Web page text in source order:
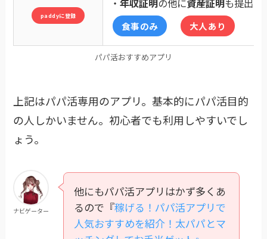
paddyに登録
・年収証明の他に資産証明も提出で
食事のみ 大人あり
パパ活おすすめアプリ
上記はパパ活専用のアプリ。基本的にパパ活目的
の人しかいません。初心者でも利用しやすいでし
ょう。
ナビゲーター
他にもパパ活アプリはかず多くあ
るので『稼げる！パパ活アプリで
人気おすすめを紹介！太パパとマ